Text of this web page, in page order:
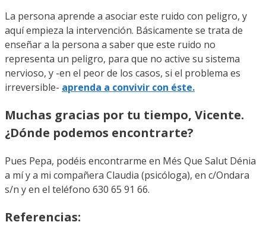
La persona aprende a asociar este ruido con peligro, y
aquí empieza la intervención. Básicamente se trata de
enseñar a la persona a saber que este ruido no
representa un peligro, para que no active su sistema
nervioso, y -en el peor de los casos, si el problema es
irreversible- aprenda a convivir con éste.
Muchas gracias por tu tiempo, Vicente.
¿Dónde podemos encontrarte?
Pues Pepa, podéis encontrarme en Més Que Salut Dénia
a mí y a mi compañera Claudia (psicóloga), en c/Ondara
s/n y en el teléfono 630 65 91 66.
Referencias: